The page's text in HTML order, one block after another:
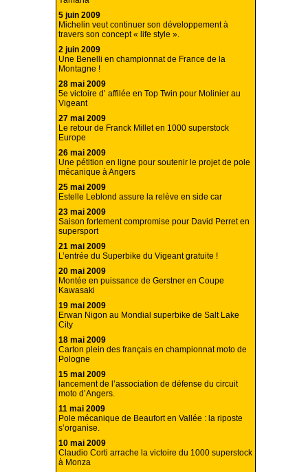
5 juin 2009
Michelin veut continuer son développement à
travers son concept « life style ».
2 juin 2009
Une Benelli en championnat de France de la
Montagne !
28 mai 2009
5e victoire d’ affilée en Top Twin pour Molinier au
Vigeant
27 mai 2009
Le retour de Franck Millet en 1000 superstock
Europe
26 mai 2009
Une pétition en ligne pour soutenir le projet de pole
mécanique à Angers
25 mai 2009
Estelle Leblond assure la relève en side car
23 mai 2009
Saison fortement compromise pour David Perret en
supersport
21 mai 2009
L’entrée du Superbike du Vigeant gratuite !
20 mai 2009
Montée en puissance de Gerstner en Coupe
Kawasaki
19 mai 2009
Erwan Nigon au Mondial superbike de Salt Lake
City
18 mai 2009
Carton plein des français en championnat moto de
Pologne
15 mai 2009
lancement de l’association de défense du circuit
moto d’Angers.
11 mai 2009
Pole mécanique de Beaufort en Vallée : la riposte
s’organise.
10 mai 2009
Claudio Corti arrache la victoire du 1000 superstock
à Monza